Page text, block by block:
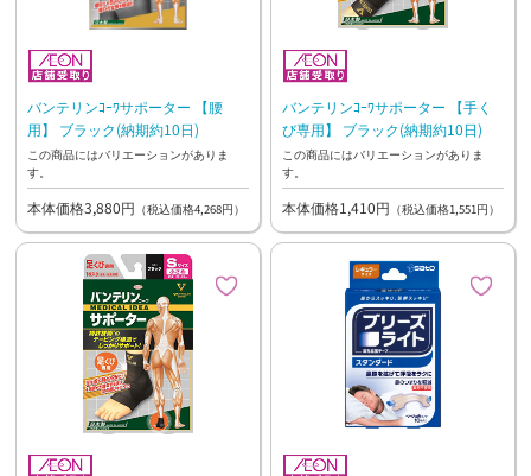
バンテリンｺｰﾜサポーター 【腰
用】 ブラック(納期約10日)
この商品にはバリエーションがありま
す。
本体価格3,880円 （税込価格4,268円）
バンテリンｺｰﾜサポーター 【手く
び専用】 ブラック(納期約10日)
この商品にはバリエーションがありま
す。
本体価格1,410円 （税込価格1,551円）